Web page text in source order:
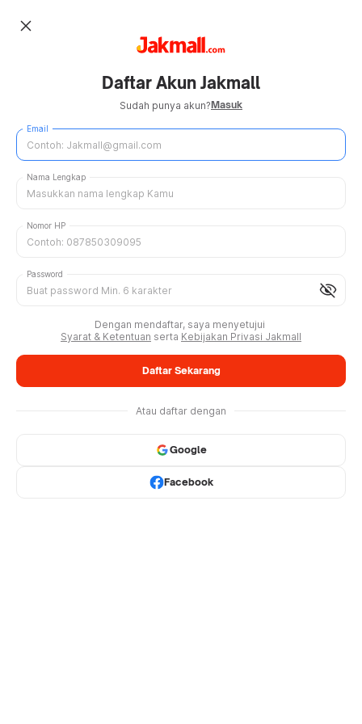
close
Daftar Akun Jakmall
Sudah punya akun?Masuk
Email
Nama Lengkap
Nomor HP
visibility_off
Password
Dengan mendaftar, saya menyetujui
Syarat & Ketentuan serta Kebijakan Privasi Jakmall
Daftar Sekarang
Atau daftar dengan
Google
Facebook